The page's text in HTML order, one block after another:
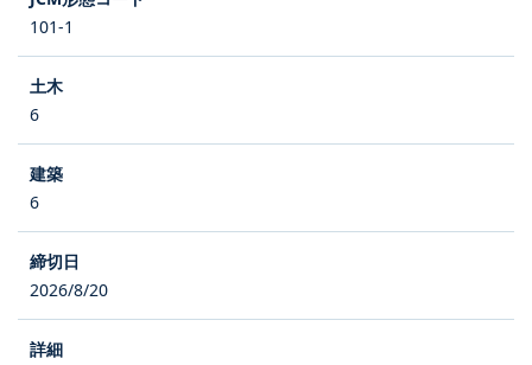
101-1
6
6
2026/8/20